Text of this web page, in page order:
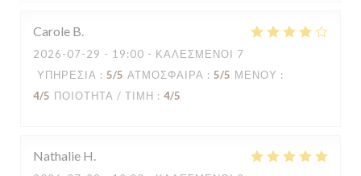
Carole B
2026-07-29 - 19:00 - ΚΑΛΕΣΜΈΝΟΙ 7
ΥΠΗΡΕΣΊΑ : 5/5 ΑΤΜΌΣΦΑΙΡΑ : 5/5 ΜΕΝΟΎ :
4/5 ΠΟΙΌΤΗΤΑ / ΤΙΜΉ : 4/5
Nathalie H